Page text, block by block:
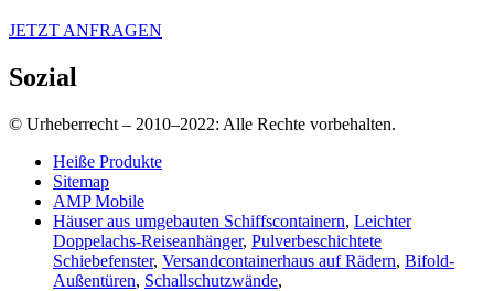
JETZT ANFRAGEN
Sozial
© Urheberrecht – 2010–2022: Alle Rechte vorbehalten.
Heiße Produkte
Sitemap
AMP Mobile
Häuser aus umgebauten Schiffscontainern, Leichter
Doppelachs-Reiseanhänger, Pulverbeschichtete
Schiebefenster, Versandcontainerhaus auf Rädern, Bifold-
Außentüren, Schallschutzwände,